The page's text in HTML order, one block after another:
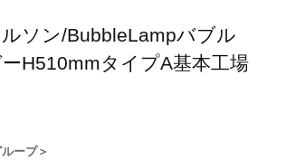
ソン/BubbleLampバブル
H510mmタイプA基本工場
ープ＞